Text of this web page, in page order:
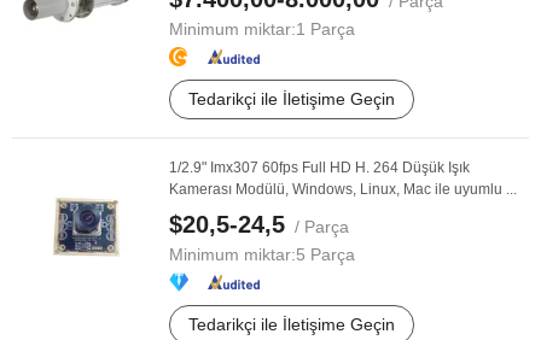
Minimum miktar:1 Parça
Tedarikçi ile İletişime Geçin
1/2.9" Imx307 60fps Full HD H. 264 Düşük Işık
Kamerası Modülü, Windows, Linux, Mac ile uyumlu ...
$20,5-24,5 / Parça
Minimum miktar:5 Parça
Tedarikçi ile İletişime Geçin